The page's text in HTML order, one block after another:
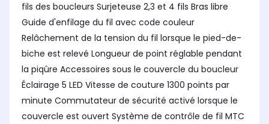
fils des boucleurs Surjeteuse 2,3 et 4 fils Bras libre
Guide d'enfilage du fil avec code couleur
Relâchement de la tension du fil lorsque le pied-de-
biche est relevé Longueur de point réglable pendant
la piqûre Accessoires sous le couvercle du boucleur
Éclairage 5 LED Vitesse de couture 1300 points par
minute Commutateur de sécurité activé lorsque le
couvercle est ouvert Système de contrôle de fil MTC